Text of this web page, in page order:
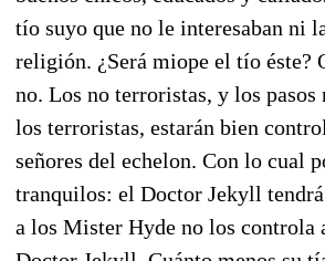
tío suyo que no le interesaban ni
religión. ¿Será miope el tío éste?
no. Los no terroristas, y los pasos
los terroristas, estarán bien
señores del echelon. Con lo cual
tranquilos: el Doctor Jekyll
a los Mister Hyde no los controla